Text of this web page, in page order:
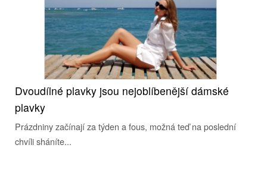
Dvoudílné plavky jsou nejoblíbenější dámské
plavky
Prázdniny začínají za týden a fous, možná teď na poslední
chvíli sháníte...